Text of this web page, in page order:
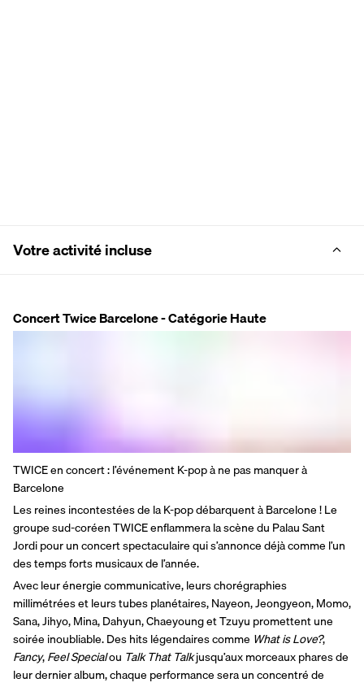
Votre activité incluse
Concert Twice Barcelone - Catégorie Haute
TWICE en concert : l’événement K-pop à ne pas manquer à
Barcelone
Les reines incontestées de la K-pop débarquent à Barcelone ! Le
groupe sud-coréen TWICE enflammera la scène du Palau Sant
Jordi pour un concert spectaculaire qui s’annonce déjà comme l’un
des temps forts musicaux de l’année.
Avec leur énergie communicative, leurs chorégraphies
millimétrées et leurs tubes planétaires, Nayeon, Jeongyeon, Momo,
Sana, Jihyo, Mina, Dahyun, Chaeyoung et Tzuyu promettent une
soirée inoubliable. Des hits légendaires comme What is Love?
Fancy, Feel Special ou Talk That Talk jusqu’aux morceaux phares de
leur dernier album, chaque performance sera un concentré de